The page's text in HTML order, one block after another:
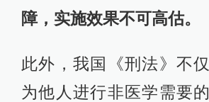
障，实施效果不可高估。
此外，我国《刑法》不
为他人进行非医学需要